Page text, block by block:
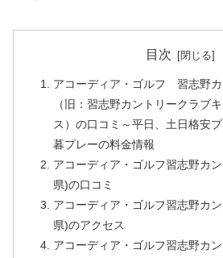
目次
アコーディア・ゴルフ 習志野
（旧：習志野カントリークラブ
ス）の口コミ～平日、土日格安
暮プレーの料金情報
アコーディア・ゴルフ習志野カ
県)の口コミ
アコーディア・ゴルフ習志野カ
県)のアクセス
アコーディア・ゴルフ習志野カ